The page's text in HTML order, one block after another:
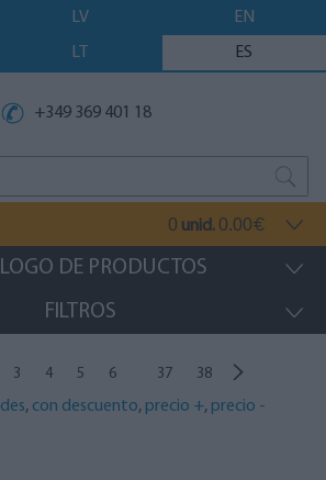
LV
EN
LT ES
+349 369 401 18
0 unid. 0.00€
DE PRODUCTOS
FILTROS
3 4 5 6 37 38
, con descuento, precio +, precio -